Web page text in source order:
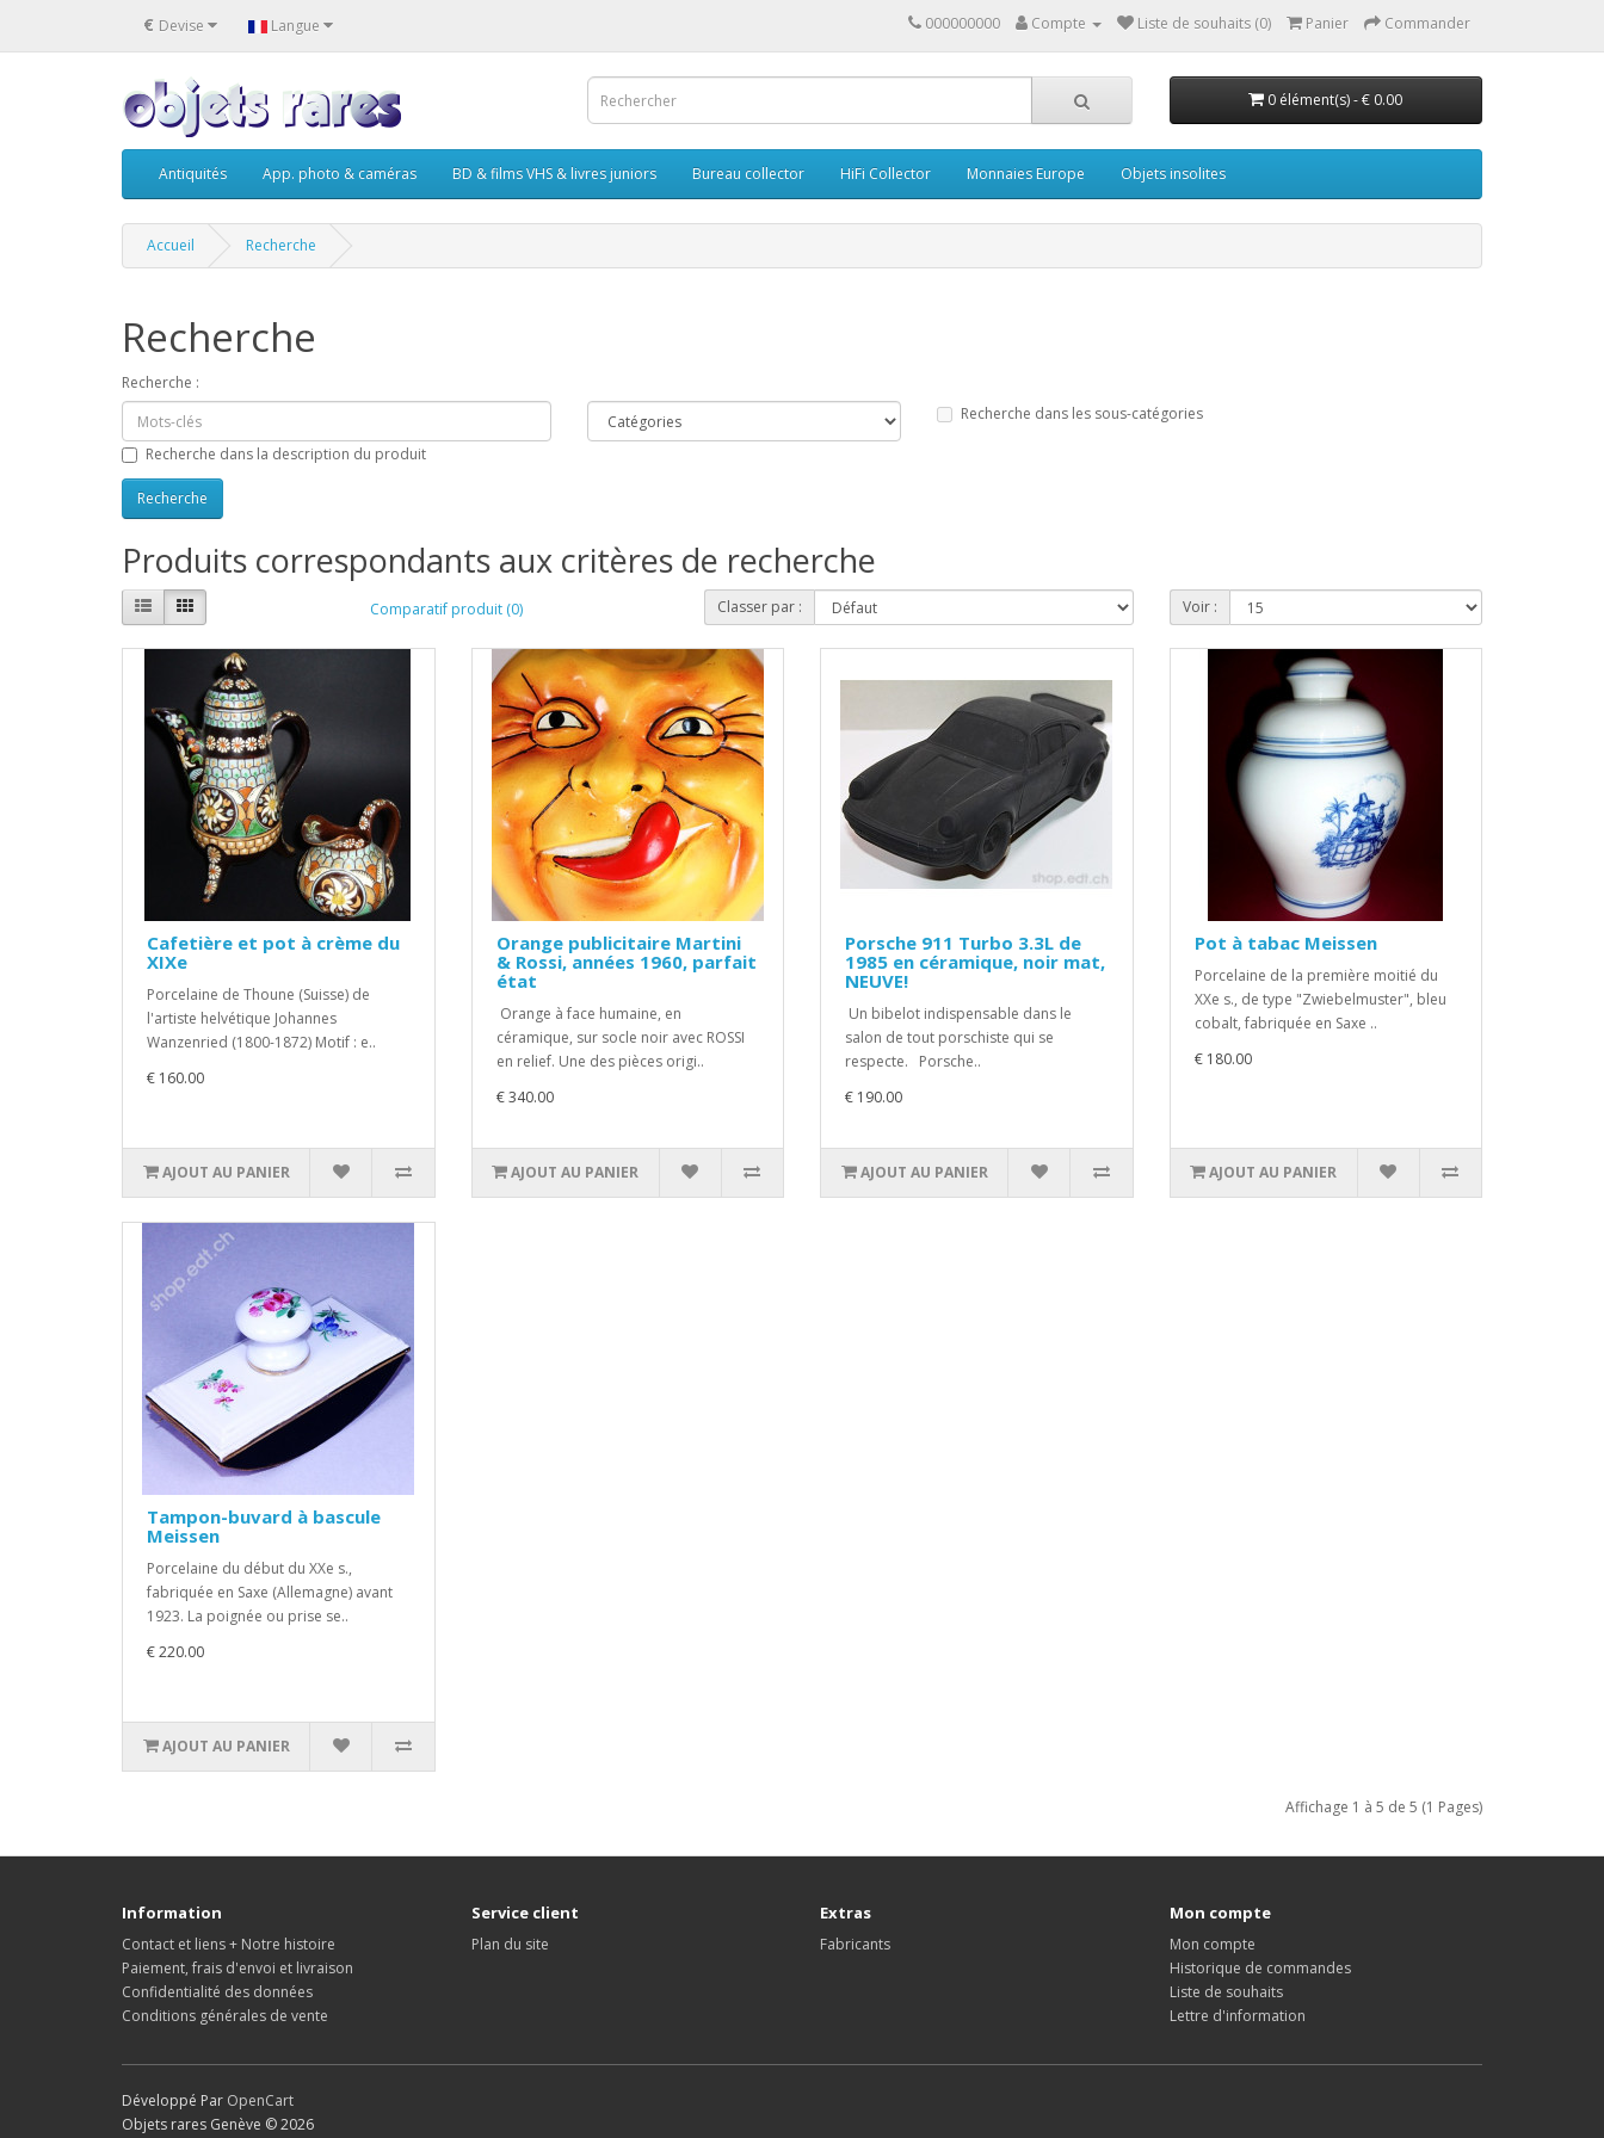
€ Devise Langue 000000000 Compte Liste de souhaits (0) Panier Commander
0 élément(s) - € 0.00
Antiquités App. photo & caméras BD & films VHS & livres juniors Bureau collector HiFi Collector Monnaies Europe Objets insolites
Accueil Recherche
Recherche
Recherche :
Recherche dans les sous-catégories
Recherche dans la description du produit
Produits correspondants aux critères de recherche
Comparatif produit (0) Classer par : Voir :
Cafetière et pot à crème du
XIXe
Porcelaine de Thoune (Suisse) de
l'artiste helvétique Johannes
Wanzenried (1800-1872) Motif : e..
€ 160.00
AJOUT AU PANIER
Orange publicitaire Martini
& Rossi, années 1960, parfait
état
Orange à face humaine, en
céramique, sur socle noir avec ROSSI
en relief. Une des pièces origi..
€ 340.00
AJOUT AU PANIER
Porsche 911 Turbo 3.3L de
1985 en céramique, noir mat,
NEUVE!
Un bibelot indispensable dans le
salon de tout porschiste qui se
respecte. Porsche..
€ 190.00
AJOUT AU PANIER
Pot à tabac Meissen
Porcelaine de la première moitié du
XXe s., de type "Zwiebelmuster", bleu
cobalt, fabriquée en Saxe ..
€ 180.00
AJOUT AU PANIER
Tampon-buvard à bascule
Meissen
Porcelaine du début du XXe s.,
fabriquée en Saxe (Allemagne) avant
1923. La poignée ou prise se..
€ 220.00
AJOUT AU PANIER
Affichage 1 à 5 de 5 (1 Pages)
Information
Contact et liens + Notre histoire
Paiement, frais d'envoi et livraison
Confidentialité des données
Conditions générales de vente
Service client
Plan du site
Extras
Fabricants
Mon compte
Mon compte
Historique de commandes
Liste de souhaits
Lettre d'information
Développé Par OpenCart
Objets rares Genève © 2026